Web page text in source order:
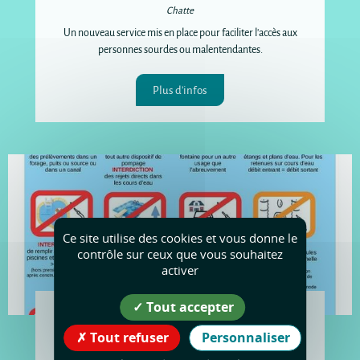
Chatte
Un nouveau service mis en place pour faciliter l'accès aux
personnes sourdes ou malentendantes.
Plus d'infos
EAU
Les mesures de restriction contre la sécheresse à
Ce site utilise des cookies et vous donne le
contrôle sur ceux que vous souhaitez
activer
Tout accepter
Tout refuser
Personnaliser